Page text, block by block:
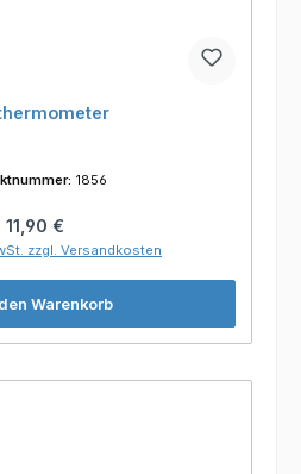
1856
Regulärer Preis:
11,90 €
zzgl. Versandkosten
Warenkorb